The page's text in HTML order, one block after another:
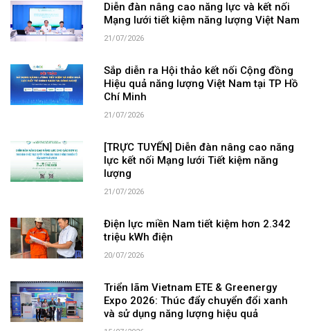
Diễn đàn nâng cao năng lực và kết nối
Mạng lưới tiết kiệm năng lượng Việt Nam
21/07/2026
Sắp diễn ra Hội thảo kết nối Cộng đồng
Hiệu quả năng lượng Việt Nam tại TP Hồ
Chí Minh
21/07/2026
[TRỰC TUYẾN] Diễn đàn nâng cao năng
lực kết nối Mạng lưới Tiết kiệm năng
lượng
21/07/2026
Điện lực miền Nam tiết kiệm hơn 2.342
triệu kWh điện
20/07/2026
Triển lãm Vietnam ETE & Greenergy
Expo 2026: Thúc đẩy chuyển đổi xanh
và sử dụng năng lượng hiệu quả